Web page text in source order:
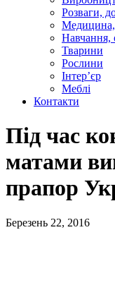
Розваги,
Медицина,
Навчання,
Тварини
Рослини
Інтер’єр
Меблі
Контакти
Під час
матами
прапор
Березень 22, 2016